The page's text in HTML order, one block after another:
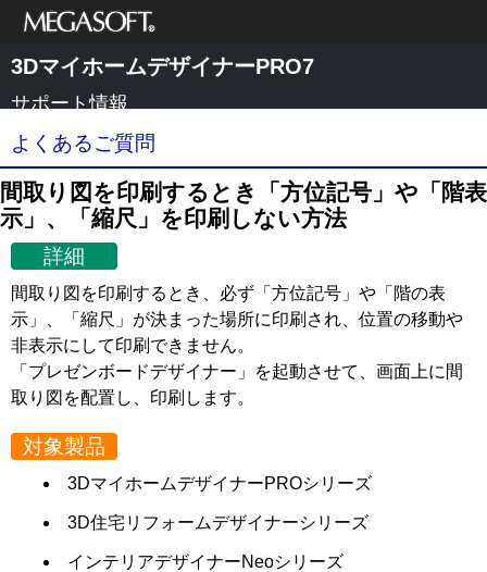
メガソフト株式
会社
3DマイホームデザイナーPRO7
サポート情報
よくあるご質問
間取り図を印刷するとき「方位記号」や「階表
示」、「縮尺」を印刷しない方法
詳細
間取り図を印刷するとき、必ず「方位記号」や「階の表
示」、「縮尺」が決まった場所に印刷され、位置の移動や
非表示にして印刷できません。
「プレゼンボードデザイナー」を起動させて、画面上に間
取り図を配置し、印刷します。
対象製品
3DマイホームデザイナーPROシリーズ
3D住宅リフォームデザイナーシリーズ
インテリアデザイナーNeoシリーズ